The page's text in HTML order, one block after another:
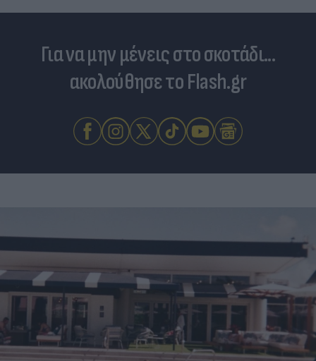
Για να μην μένεις στο σκοτάδι...
ακολούθησε το Flash.gr